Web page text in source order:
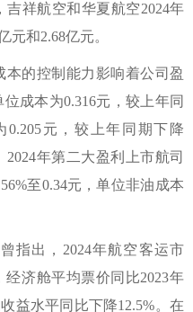
吉祥航空和华夏航空2024年
元和2.68亿元。
的控制能力影响着公司盈
成本为0.316元，较上年同
0.205元，较上年同期下降
2024年第二大盈利上市航司
至0.34元，单位非油成本
出，2024年航空客运市
济舱平均票价同比2023年
益水平同比下降12.5%。在